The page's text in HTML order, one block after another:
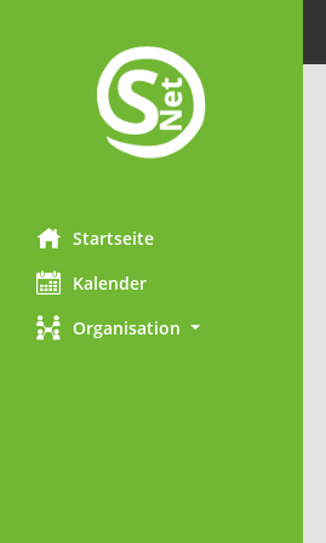
Startseite
Kalender
Organisation